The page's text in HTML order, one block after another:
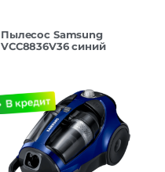
Пылесос Samsung
VCC8836V36 синий